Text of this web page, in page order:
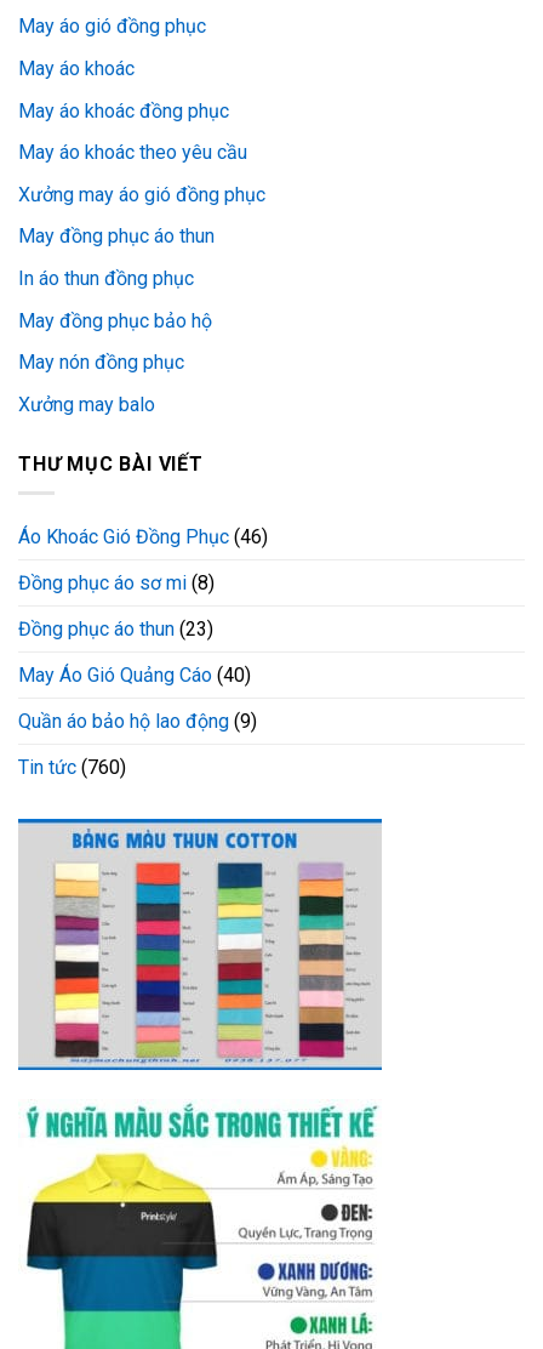
May áo gió đồng phục
May áo khoác
May áo khoác đồng phục
May áo khoác theo yêu cầu
Xưởng may áo gió đồng phục
May đồng phục áo thun
In áo thun đồng phục
May đồng phục bảo hộ
May nón đồng phục
Xưởng may balo
THƯ MỤC BÀI VIẾT
Áo Khoác Gió Đồng Phục (46)
Đồng phục áo sơ mi (8)
Đồng phục áo thun (23)
May Áo Gió Quảng Cáo (40)
Quần áo bảo hộ lao động (9)
Tin tức (760)